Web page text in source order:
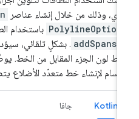
وذلك من خلال إنشاء عناصر
باستخدام
. بشكلٍ تلقائي، سيؤدي
لون الجزء المقابل من الخط. يوضّح
لإنشاء خط متعدّد الأضلاع
Kotlin